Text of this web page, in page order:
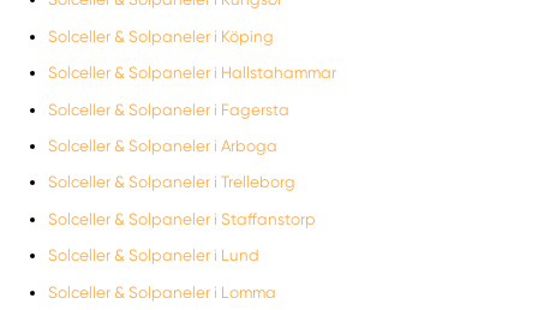
Solceller & Solpaneler i Köping
Solceller & Solpaneler i Hallstahammar
Solceller & Solpaneler i Fagersta
Solceller & Solpaneler i Arboga
Solceller & Solpaneler i Trelleborg
Solceller & Solpaneler i Staffanstorp
Solceller & Solpaneler i Lund
Solceller & Solpaneler i Lomma